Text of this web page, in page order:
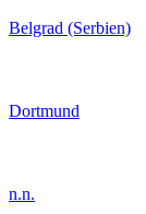
Belgrad (Serbien)
Dortmund
n.n.